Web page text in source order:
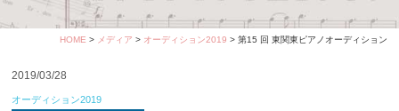
HOME > メディア > オーディション2019 > 第15 回 東関東ピアノオーディション
2019/03/28
オーディション2019